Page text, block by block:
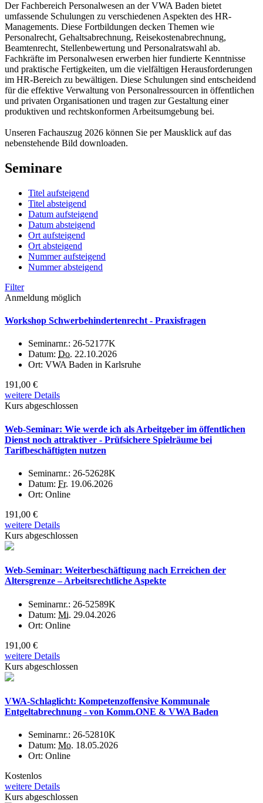
Der Fachbereich Personalwesen an der VWA Baden bietet
umfassende Schulungen zu verschiedenen Aspekten des HR-
Managements. Diese Fortbildungen decken Themen wie
Personalrecht, Gehaltsabrechnung, Reisekostenabrechnung,
Beamtenrecht, Stellenbewertung und Personalratswahl ab.
Fachkräfte im Personalwesen erwerben hier fundierte Kenntnisse
und praktische Fertigkeiten, um die vielfältigen Herausforderungen
im HR-Bereich zu bewältigen. Diese Schulungen sind entscheidend
für die effektive Verwaltung von Personalressourcen in öffentlichen
und privaten Organisationen und tragen zur Gestaltung einer
produktiven und rechtskonformen Arbeitsumgebung bei.
Unseren Fachauszug 2026 können Sie per Mausklick auf das
nebenstehende Bild downloaden.
Seminare
Titel aufsteigend
Titel absteigend
Datum aufsteigend
Datum absteigend
Ort aufsteigend
Ort absteigend
Nummer aufsteigend
Nummer absteigend
Filter
Anmeldung möglich
Workshop Schwerbehindertenrecht - Praxisfragen
Seminarnr.: 26-52177K
Datum: Do. 22.10.2026
Ort: VWA Baden in Karlsruhe
191,00 €
weitere Details
Kurs abgeschlossen
Web-Seminar: Wie werde ich als Arbeitgeber im öffentlichen
Dienst noch attraktiver - Prüfsichere Spielräume bei
Tarifbeschäftigten nutzen
Seminarnr.: 26-52628K
Datum: Fr. 19.06.2026
Ort: Online
191,00 €
weitere Details
Kurs abgeschlossen
Web-Seminar: Weiterbeschäftigung nach Erreichen der
Altersgrenze – Arbeitsrechtliche Aspekte
Seminarnr.: 26-52589K
Datum: Mi. 29.04.2026
Ort: Online
191,00 €
weitere Details
Kurs abgeschlossen
VWA-Schlaglicht: Kompetenzoffensive Kommunale
Entgeltabrechnung - von Komm.ONE & VWA Baden
Seminarnr.: 26-52810K
Datum: Mo. 18.05.2026
Ort: Online
Kostenlos
weitere Details
Kurs abgeschlossen